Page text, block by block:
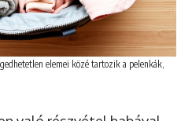
elemei közé tartozik a pelenkák,